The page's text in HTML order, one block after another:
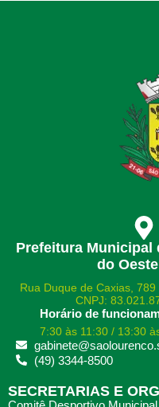
Prefeitura Municipal
do
Rua Duque de Caxias,
CNPJ:
Horário de
7:30 às 11:30 / 13:30
(49) 3344-8500
SECRETARIAS E